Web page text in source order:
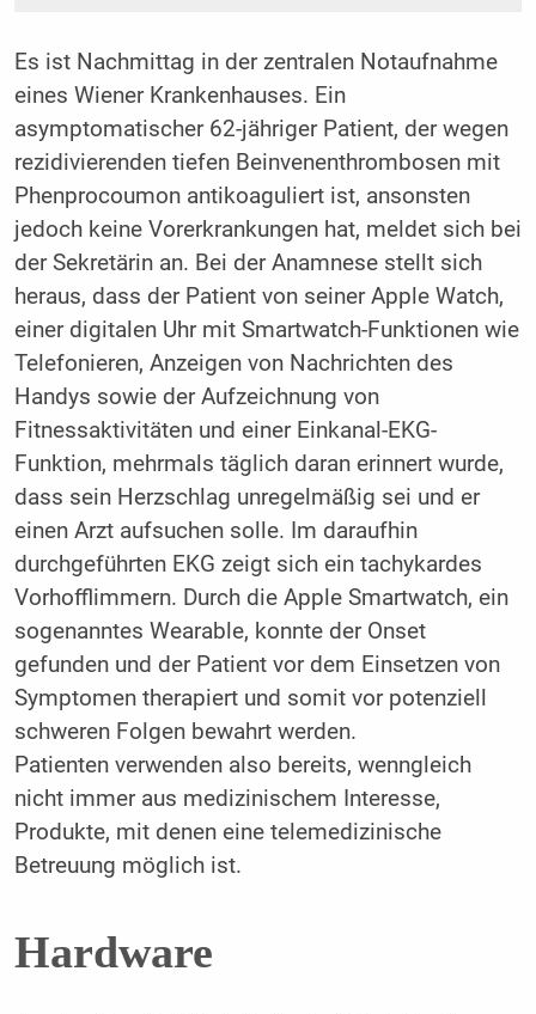
Es ist Nachmittag in der zentralen Notaufnahme
eines Wiener Krankenhauses. Ein
asymptomatischer 62-jähriger Patient, der wegen
rezidivierenden tiefen Beinvenenthrombosen mit
Phenprocoumon antikoaguliert ist, ansonsten
jedoch keine Vorerkrankungen hat, meldet sich bei
der Sekretärin an. Bei der Anamnese stellt sich
heraus, dass der Patient von seiner Apple Watch,
einer digitalen Uhr mit Smartwatch-Funktionen wie
Telefonieren, Anzeigen von Nachrichten des
Handys sowie der Aufzeichnung von
Fitnessaktivitäten und einer Einkanal-EKG-
Funktion, mehrmals täglich daran erinnert wurde,
dass sein Herzschlag unregelmäßig sei und er
einen Arzt aufsuchen solle. Im daraufhin
durchgeführten EKG zeigt sich ein tachykardes
Vorhofflimmern. Durch die Apple Smartwatch, ein
sogenanntes Wearable, konnte der Onset
gefunden und der Patient vor dem Einsetzen von
Symptomen therapiert und somit vor potenziell
schweren Folgen bewahrt werden.
Patienten verwenden also bereits, wenngleich
nicht immer aus medizinischem Interesse,
Produkte, mit denen eine telemedizinische
Betreuung möglich ist.
Hardware